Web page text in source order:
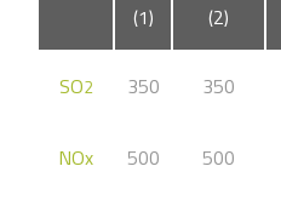
(1)
(2)
SO2 350 350
NOx 500 500